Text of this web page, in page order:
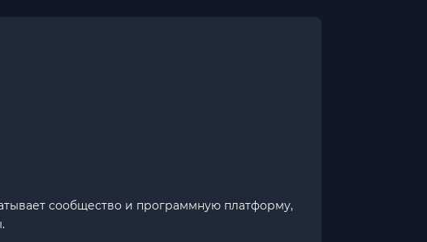
сообщество и программную платформу,